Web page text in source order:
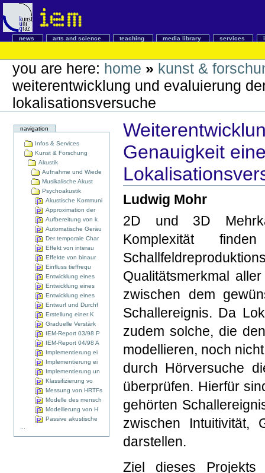
news arts and science teaching media library services
you are here: home » kunst &
weiterentwicklung und evaluierung
lokalisationsversuche
navigation
Infos & Services
Kunst & Forschung
Akustik
Aufnahme und Wiede
Musikalische Akust
Psychoakustik
Akustische Kommuni
Approximation der
Aufbereitung von k
Automatische Geräu
Der temporale Char
Effekt von interau
Effekte von binaur
Einfluss tieffrequ
Entwicklung eines
Entwicklung eines
Entwicklung eines
Entwurf und Durchf
Erstellung einer K
Graduelle Verstärk
IEM-Report 03/98 P
IEM-Report 04/98 A
Implementierung ei
Implementierung ei
Implementierung un
Klassifizierung vo
Messung von HRTFs
Modelle des mensch
Modellierung von H
Passive akustische
Genauigkeit
Ludwig Mohr
2D und 3D
Komplexität
Qualitätsmerkmal
zwischen dem
Schallereignis. Da
zudem solche, die
modellieren, noch
durch Hörversuche
überprüfen. Hierfür
gehörten
zwischen Intuitivität,
darstellen.
Ziel dieses